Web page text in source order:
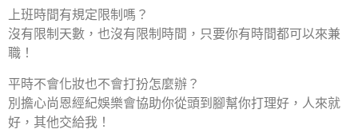
上班時間有規定限制嗎？
沒有限制天數，也沒有限制時間，只要你有時間都可以來兼
職！
平時不會化妝也不會打扮怎麼辦？
別擔心尚恩經紀娛樂會協助你從頭到腳幫你打理好，人來就
好，其他交給我！